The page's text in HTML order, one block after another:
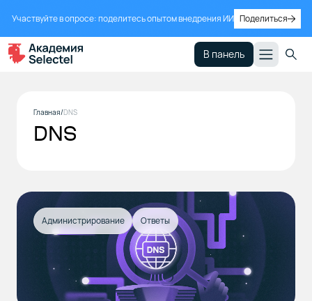
Участвуйте в опросе: поделитесь опытом внедрения ИИ Поделиться
В панель
Главная DNS
DNS
Администрирование Ответы